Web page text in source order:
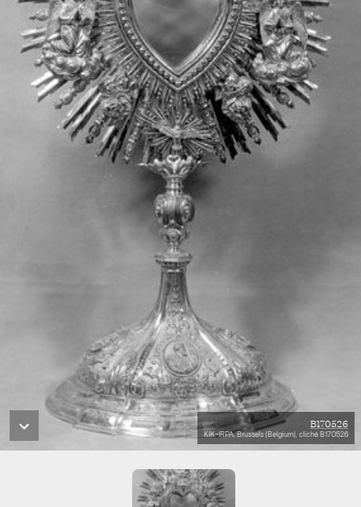
B170526
KIK-IRPA, Brussels (Belgium), cliché B170526